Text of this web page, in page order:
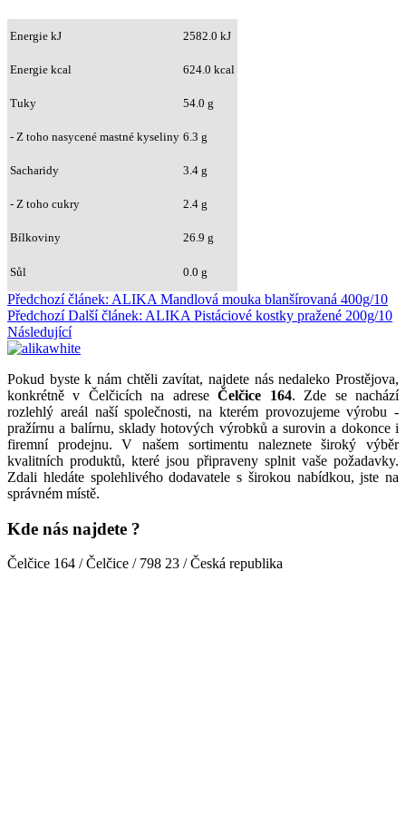
Energie kJ 2582.0 kJ
Energie kcal 624.0 kcal
Tuky 54.0 g
- Z toho nasycené mastné kyseliny 6.3 g
Sacharidy 3.4 g
- Z toho cukry 2.4 g
Bílkoviny 26.9 g
Sůl 0.0 g
Předchozí článek: ALIKA Mandlová mouka blanšírovaná 400g/10
Předchozí Další článek: ALIKA Pistáciové kostky pražené 200g/10
Následující
Pokud byste k nám chtěli zavítat, najdete nás nedaleko Prostějova,
konkrétně v Čelčicích na adreseČelčice 164. Zde se nachází
rozlehlý areál naší společnosti, na kterém provozujeme výrobu -
pražírnu a balírnu, sklady hotových výrobků a surovin a dokonce i
firemní prodejnu. V našem sortimentu naleznete široký výběr
kvalitních produktů, které jsou připraveny splnit vaše požadavky.
Zdali hledáte spolehlivého dodavatele s širokou nabídkou, jste na
správném místě.
Kde nás najdete ?
Čelčice 164 / Čelčice / 798 23 / Česká republika